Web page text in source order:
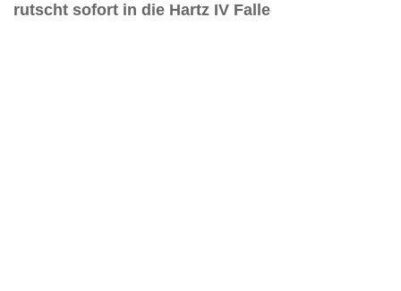
rutscht sofort in die Hartz IV Falle